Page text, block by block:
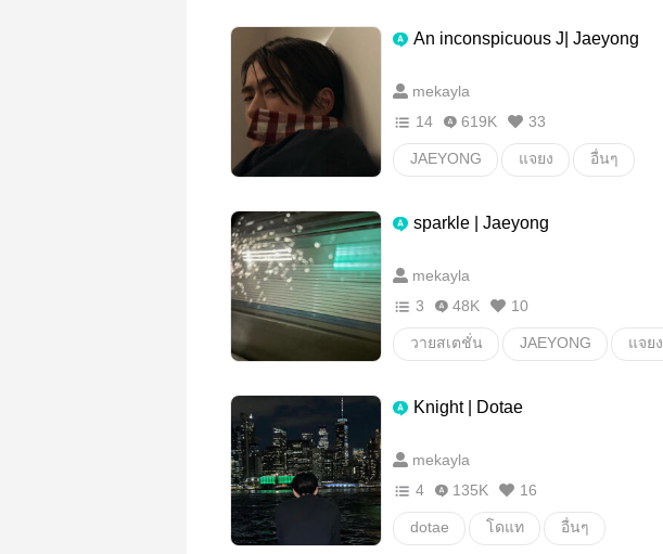
An inconspicuous J| Jaeyong
mekayla
14
619K 33
JAEYONG แจยง อื่นๆ
sparkle | Jaeyong
mekayla
3
48K 10
วายสเตชั่น JAEYONG แจยง
Knight | Dotae
mekayla
4
135K 16
dotae โดแท อื่นๆ